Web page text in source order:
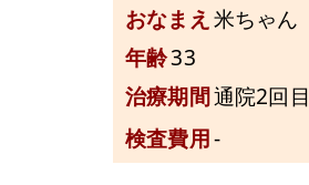
おなまえ 米ちゃん
年齢33
治療期間通院2回目
検査費用-